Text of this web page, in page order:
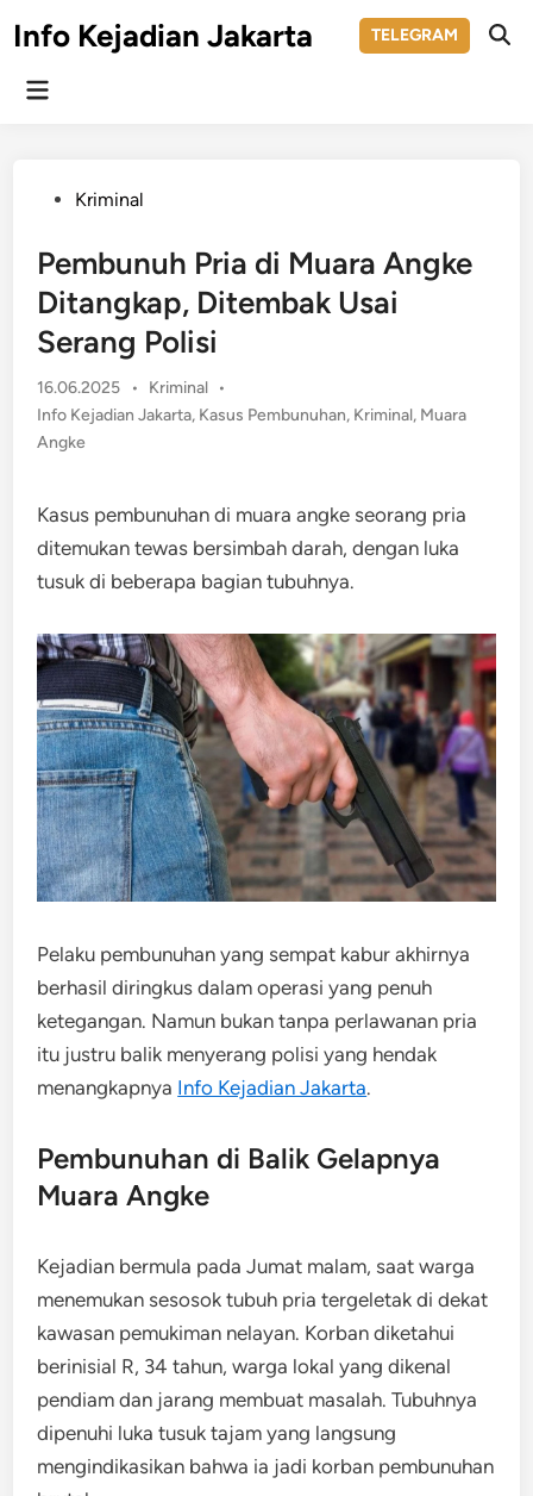
toInfo Kejadian Jakarta TELEGRAM
Main
PostedKriminal
Pembunuh Pria di Muara Angke
Ditangkap, Ditembak Usai
Serang Polisi
16.06.2025 •
Posted
in
Kriminal •
Info Kejadian Jakarta, Kasus Pembunuhan, Kriminal, Muara
Angke
Kasus pembunuhan di muara angke seorang pria
ditemukan tewas bersimbah darah, dengan luka
tusuk di beberapa bagian tubuhnya.
Pelaku pembunuhan yang sempat kabur akhirnya
berhasil diringkus dalam operasi yang penuh
ketegangan. Namun bukan tanpa perlawanan pria
itu justru balik menyerang polisi yang hendak
menangkapnya Info Kejadian Jakarta.
Pembunuhan di Balik Gelapnya
Muara Angke
Kejadian bermula pada Jumat malam, saat warga
menemukan sesosok tubuh pria tergeletak di dekat
kawasan pemukiman nelayan. Korban diketahui
berinisial R, 34 tahun, warga lokal yang dikenal
pendiam dan jarang membuat masalah. Tubuhnya
dipenuhi luka tusuk tajam yang langsung
mengindikasikan bahwa ia jadi korban pembunuhan